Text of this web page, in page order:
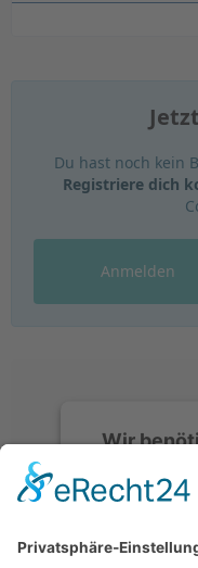
Du hast noch kein
Registriere dich
Anmelden
Wir
Service zu